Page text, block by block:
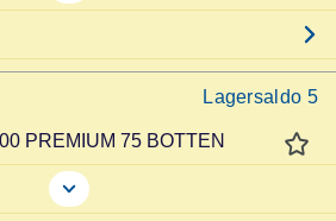
Lagersaldo 5
PREMIUM 75 BOTTEN